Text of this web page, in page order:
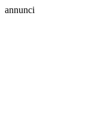
annunci